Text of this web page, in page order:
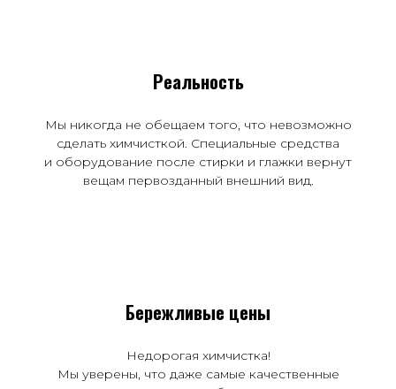
Реальность
Мы никогда не обещаем того, что невозможно
сделать химчисткой. Специальные средства
и оборудование после стирки и глажки вернут
вещам первозданный внешний вид.
Бережливые цены
Недорогая химчистка!
Мы уверены, что даже самые качественные